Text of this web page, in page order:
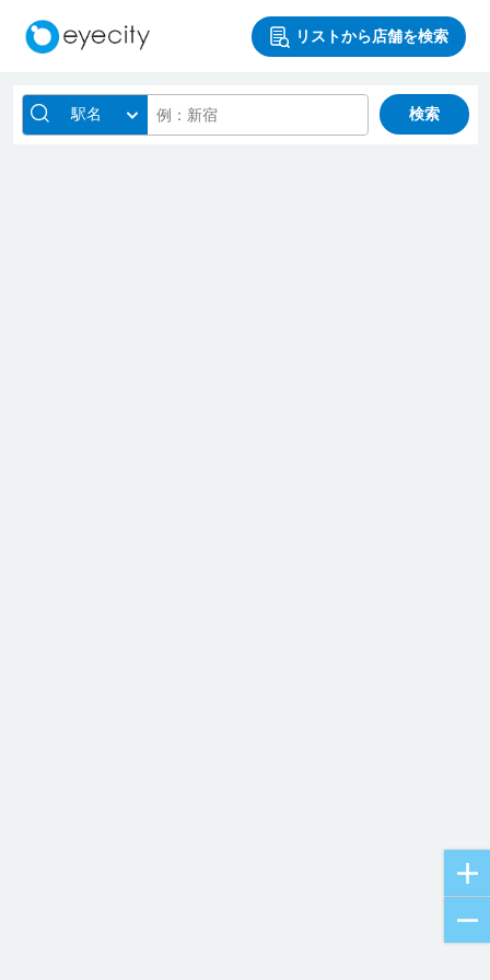
リストから店舗を検索
駅名 検索